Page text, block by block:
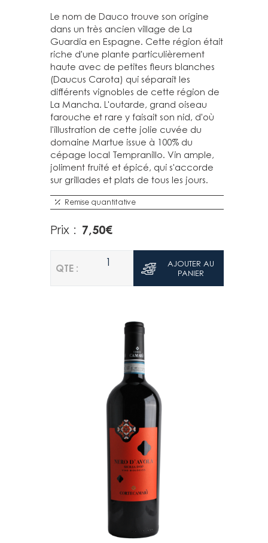
Le nom de Dauco trouve son origine
dans un très ancien village de La
Guardia en Espagne. Cette région était
riche d'une plante particulièrement
haute avec de petites fleurs blanches
(Daucus Carota) qui séparait les
différents vignobles de cette région de
La Mancha. L'outarde, grand oiseau
farouche et rare y faisait son nid, d'où
l'illustration de cette jolie cuvée du
domaine Martue issue à 100% du
cépage local Tempranillo. Vin ample,
joliment fruité et épicé, qui s'accorde
sur grillades et plats de tous les jours.
Remise quantitative
Prix : 7,50€
QTE : 1
AJOUTER AU
PANIER